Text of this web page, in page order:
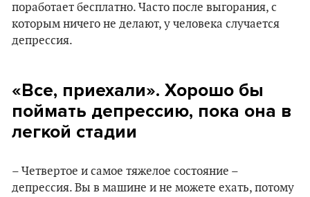
поработает бесплатно. Часто после выгорания, с
которым ничего не делают, у человека случается
депрессия.
«Все, приехали». Хорошо бы
поймать депрессию, пока она в
легкой стадии
– Четвертое и самое тяжелое состояние –
депрессия. Вы в машине и не можете ехать, потому